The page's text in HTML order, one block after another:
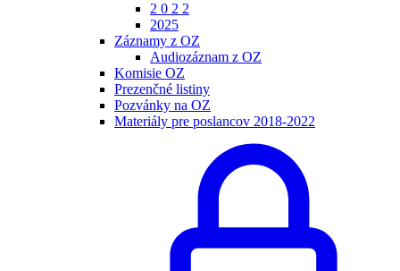
2 0 2 2
2025
Záznamy z OZ
Audiozáznam z OZ
Komisie OZ
Prezenčné listiny
Pozvánky na OZ
Materiály pre poslancov 2018-2022